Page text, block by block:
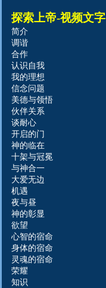
探索上帝-视频文字
简介
调谐
合作
认识自我
我的理想
信念问题
美德与领悟
伙伴关系
谈耐心
开启的门
神的临在
十架与冠冕
与神合一
大爱无边
机遇
夜与昼
神的彰显
欲望
心智的宿命
身体的宿命
灵魂的宿命
荣耀
知识